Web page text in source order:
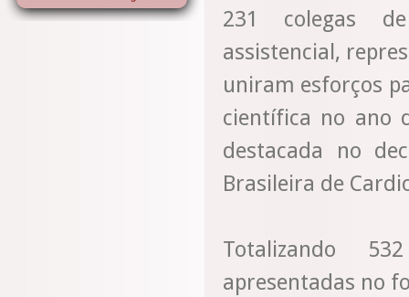
231 colegas
assistencial,
uniram esforços
científica no ano
destacada no
Brasileira de
Totalizando
apresentadas no